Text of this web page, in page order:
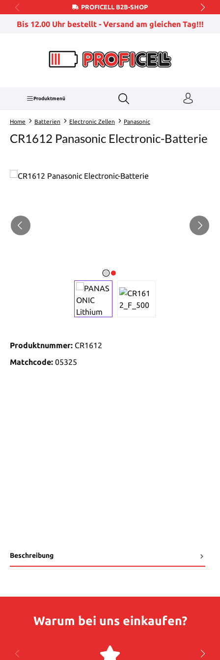
Zum Hauptinhalt springenPROFICELL B2B-SHOP
Bis 12.00 Uhr bestellt - Versand am gleichen Tag!!!
Produktmenü
Home Batterien Electronic Zellen Panasonic
CR1612 Panasonic Electronic-Batterie
Produktnummer: CR1612
Matchcode: 05325
Beschreibung
Warum bei uns einkaufen?